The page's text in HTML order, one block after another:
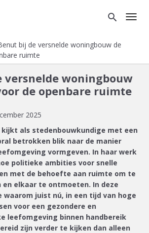
search
bij de versnelde woningbouw de
ruimte
versnelde woningbouw
de openbare ruimte
2025
kijkt als stedenbouwkundige met een
betrokken blik naar de manier
vormgeven. In haar werk
politieke ambities voor snelle
met de behoefte aan ruimte om te
elkaar te ontmoeten. In deze
waarom juist nú, in een tijd van hoge
voor een gezondere en
leefomgeving binnen handbereik
zijn verder te kijken dan alleen